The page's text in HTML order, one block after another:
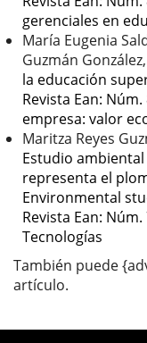
gerenciales en
María Eugenia
Guzmán González,
la educación
Revista Ean:
empresa: valor
Maritza Reyes
Estudio
representa el
Environmental
Revista Ean:
Tecnologías
También puede
artículo.